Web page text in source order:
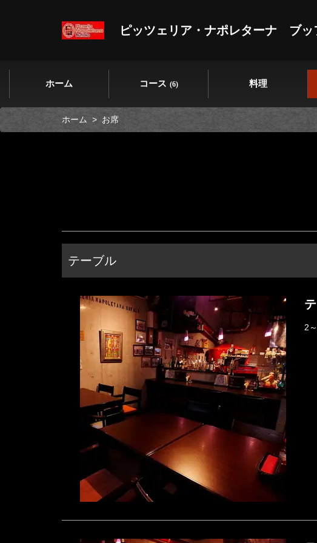
ピッツェリア・ナポレターナ ブッ
ホーム コース (6) 料理
ホーム お席
テーブル
2